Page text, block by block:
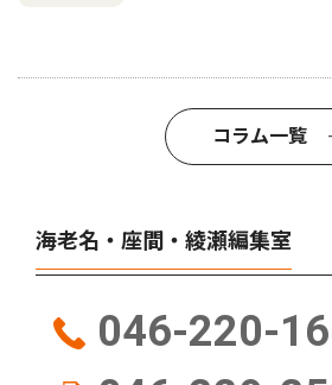
コラム一覧
海老名・座間・綾瀬編集室
046-220-